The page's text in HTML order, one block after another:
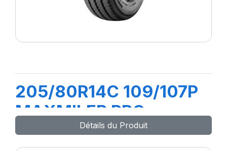
205/80R14C 109/107P
MAXMILER PRO
Détails du Produit